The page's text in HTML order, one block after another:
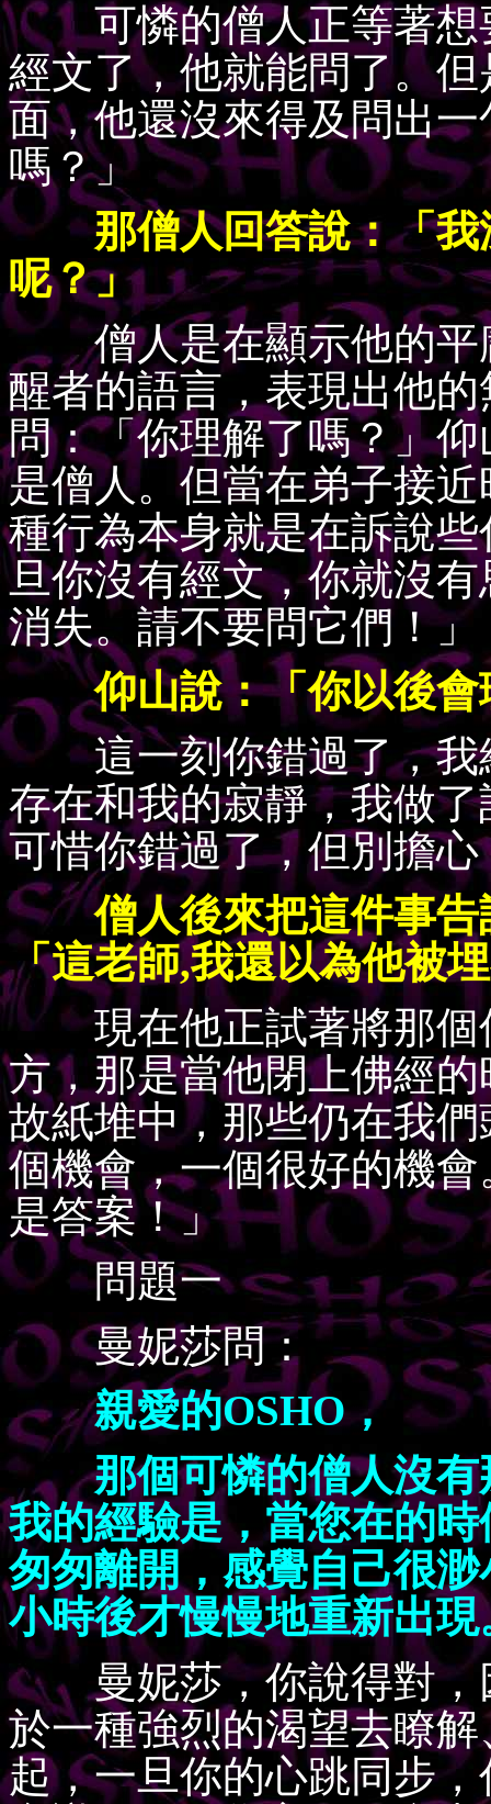
可憐的僧人正等著想
經文了，他就能問了。
面，他還沒來得及問出
嗎？」
那僧人回答說：「我
呢？」
僧人是在顯示他的平
醒者的語言，表現出他
問：「你理解了嗎？」
是僧人。但當在弟子接
種行為本身就是在訴說
旦你沒有經文，你就沒
消失。請不要問它們！」
仰山說：「你以後會
這一刻你錯過了，我
存在和我的寂靜，我做
可惜你錯過了，但別擔
僧人後來把這件事告
「這老師,我還以為他被
現在他正試著將那個
方，那是當他閉上佛經
故紙堆中，那些仍在我
個機會，一個很好的機
是答案！」
問題一
曼妮莎問：
親愛的OSHO，
那個可憐的僧人沒有
我的經驗是，當您在的
匆匆離開，感覺自己很
小時後才慢慢地重新出現
曼妮莎，你說得對，
於一種強烈的渴望去瞭
起，一旦你的心跳同步